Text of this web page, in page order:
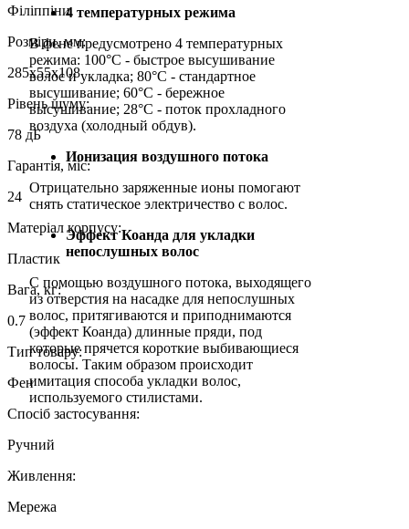
4 температурных режима
В фене предусмотрено 4 температурных
режима: 100°C - быстрое высушивание
волос и укладка; 80°C - стандартное
высушивание; 60°C - бережное
высушивание; 28°C - поток прохладного
воздуха (холодный обдув).
Ионизация воздушного потока
Отрицательно заряженные ионы помогают
снять статическое электричество с волос.
Эффект Коанда для укладки
непослушных волос
С помощью воздушного потока, выходящего
из отверстия на насадке для непослушных
волос, притягиваются и приподнимаются
(эффект Коанда) длинные пряди, под
которые прячется короткие выбивающиеся
волосы. Таким образом происходит
имитация способа укладки волос,
используемого стилистами.
Філіппіни
Розміри, мм:
285х55х108
Рівень шуму:
78 дБ
Гарантія, міс:
24
Матеріал корпусу:
Пластик
Вага, кг:
0.7
Тип товару:
Фен
Спосіб застосування:
Ручний
Живлення:
Мережа